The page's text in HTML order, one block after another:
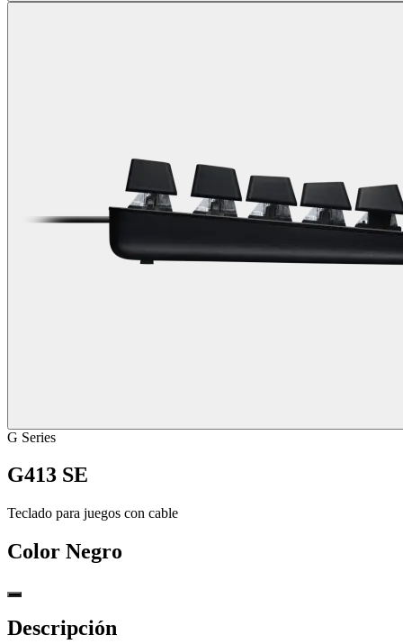
G Series
G413 SE
Teclado para juegos con cable
Color Negro
Descripción